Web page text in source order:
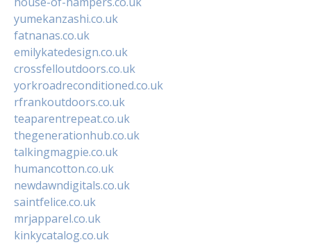
yumekanzashi.co.uk
fatnanas.co.uk
emilykatedesign.co.uk
crossfelloutdoors.co.uk
yorkroadreconditioned.co.uk
rfrankoutdoors.co.uk
teaparentrepeat.co.uk
thegenerationhub.co.uk
talkingmagpie.co.uk
humancotton.co.uk
newdawndigitals.co.uk
saintfelice.co.uk
mrjapparel.co.uk
kinkycatalog.co.uk